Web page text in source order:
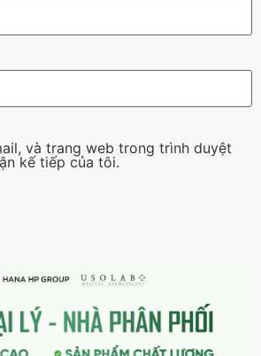
và trang web trong trình duyệt
kế tiếp của tôi.